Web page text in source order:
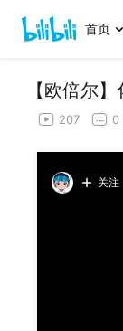
首页
【欧倍尔
207 0
关注